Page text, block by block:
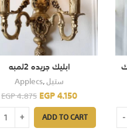
ابليك جريده 2لمبه
Applecs,ستيل
EGP4.875EGP4.150
ADD TO CART